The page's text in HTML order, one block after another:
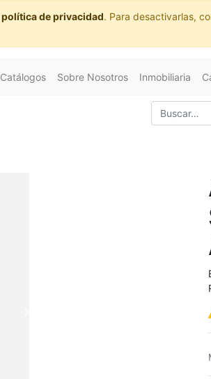
política de privacidad. Para desactivarlas,
Catálogos Sobre Nosotros Inmobiliaria